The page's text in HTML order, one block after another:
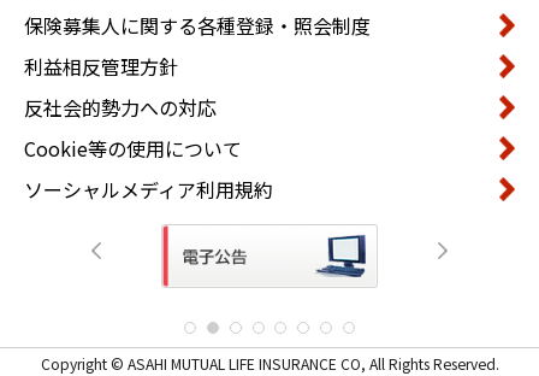
保険募集人に関する各種登録・照会制度
利益相反管理方針
反社会的勢力への対応
Cookie等の使用について
ソーシャルメディア利用規約
Copyright © ASAHI MUTUAL LIFE INSURANCE CO, All Rights Reserved.